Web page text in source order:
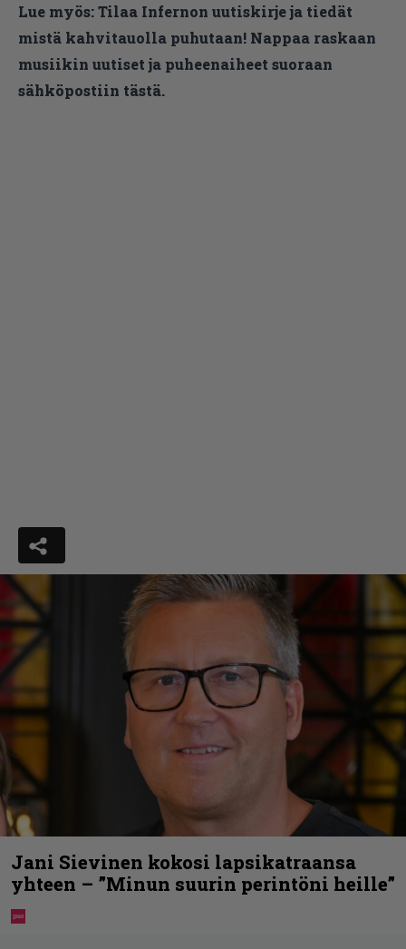
Lue myös:Tilaa Infernon uutiskirje ja tiedät
mistä kahvitauolla puhutaan! Nappaa raskaan
musiikin uutiset ja puheenaiheet suoraan
sähköpostiin tästä.
Jani Sievinen kokosi lapsikatraansa
yhteen – ”Minun suurin perintöni heille”